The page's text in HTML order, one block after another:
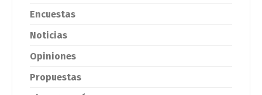
Encuestas
Noticias
Opiniones
Propuestas